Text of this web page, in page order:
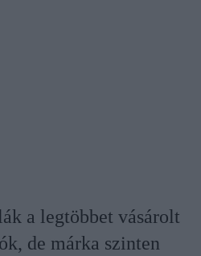
a legtöbbet vásárolt
de márka szinten